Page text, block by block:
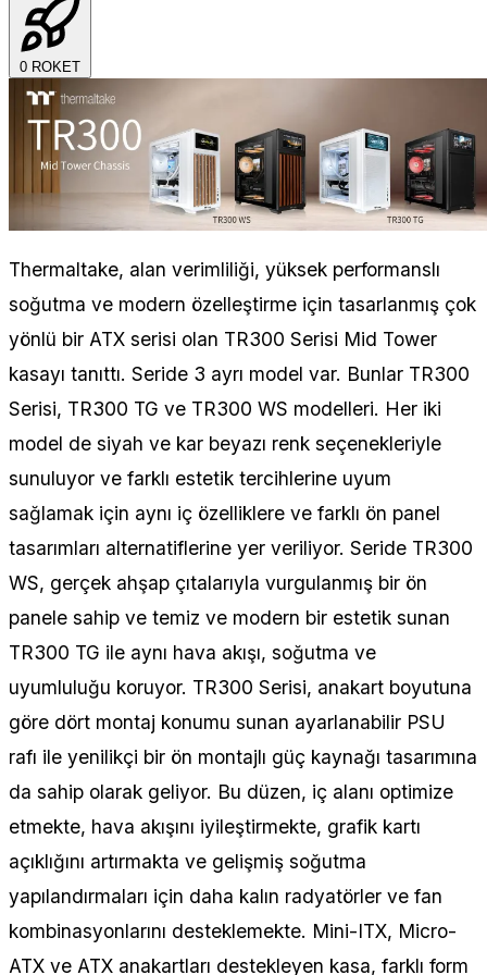
0 ROKET
Thermaltake, alan verimliliği, yüksek performanslı
soğutma ve modern özelleştirme için tasarlanmış çok
yönlü bir ATX serisi olan TR300 Serisi Mid Tower
kasayı tanıttı. Seride 3 ayrı model var. Bunlar TR300
Serisi, TR300 TG ve TR300 WS modelleri. Her iki
model de siyah ve kar beyazı renk seçenekleriyle
sunuluyor ve farklı estetik tercihlerine uyum
sağlamak için aynı iç özelliklere ve farklı ön panel
tasarımları alternatiflerine yer veriliyor. Seride TR300
WS, gerçek ahşap çıtalarıyla vurgulanmış bir ön
panele sahip ve temiz ve modern bir estetik sunan
TR300 TG ile aynı hava akışı, soğutma ve
uyumluluğu koruyor. TR300 Serisi, anakart boyutuna
göre dört montaj konumu sunan ayarlanabilir PSU
rafı ile yenilikçi bir ön montajlı güç kaynağı tasarımına
da sahip olarak geliyor. Bu düzen, iç alanı optimize
etmekte, hava akışını iyileştirmekte, grafik kartı
açıklığını artırmakta ve gelişmiş soğutma
yapılandırmaları için daha kalın radyatörler ve fan
kombinasyonlarını desteklemekte. Mini-ITX, Micro-
ATX ve ATX anakartları destekleyen kasa, farklı form